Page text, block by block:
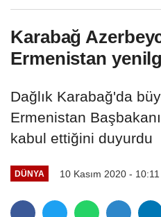
Karabağ
Ermenistan
Dağlık Karabağ'da
Ermenistan
kabul ettiğini duyurdu
DÜNYA 10 Kasım 2020 - 10:11